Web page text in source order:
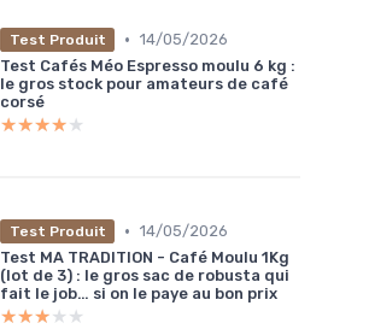
Test Produit • 14/05/2026
Test Cafés Méo Espresso moulu 6 kg :
le gros stock pour amateurs de café
corsé
★★★★★
★★★★★
Test Produit • 14/05/2026
Test MA TRADITION - Café Moulu 1Kg
(lot de 3) : le gros sac de robusta qui
fait le job… si on le paye au bon prix
★★★★★
★★★★★